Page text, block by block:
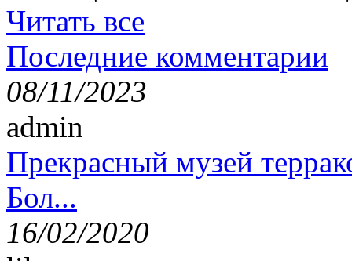
Читать все
Последние комментарии
08/11/2023
admin
Прекрасный музей
Бол...
16/02/2020